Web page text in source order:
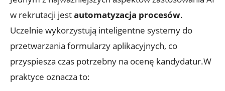
w rekrutacji jestautomatyzacja procesów.
Uczelnie wykorzystują inteligentne systemy do
przetwarzania formularzy aplikacyjnych, co
przyspiesza czas potrzebny na ocenę kandydatur.W
praktyce oznacza to: